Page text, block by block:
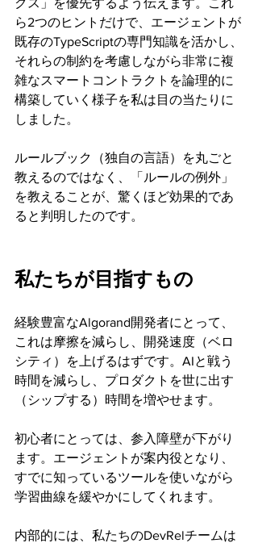
ら2つのヒントだけで、エージェントが
既存のTypeScriptの専門知識を活かし、
それらの制約を考慮しながら非常に複
雑なスマートコントラクトを論理的に
構築していく様子を私は目の当たりに
しました。
ルールブック（独自の言語）を丸ごと
教えるのではなく、「ルールの例外」
を教えることが、驚くほど効果的であ
ると判明したのです。
私たちが目指すもの
経験豊富なAlgorand開発者にとって、
これは摩擦を減らし、開発速度（ベロ
シティ）を上げるはずです。AIと戦う
時間を減らし、プロダクトを世に出す
（シップする）時間を増やせます。
初心者にとっては、参入障壁が下がり
ます。エージェントが案内役となり、
すでに知っているツールを使いながら
学習曲線を緩やかにしてくれます。
内部的には、私たちのDevRelチームは